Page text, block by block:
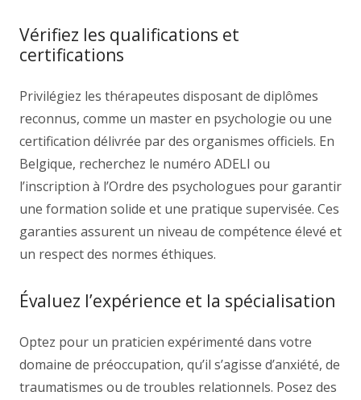
Vérifiez les qualifications et
certifications
Privilégiez les thérapeutes disposant de diplômes
reconnus, comme un master en psychologie ou une
certification délivrée par des organismes officiels. En
Belgique, recherchez le numéro ADELI ou
l’inscription à l’Ordre des psychologues pour garantir
une formation solide et une pratique supervisée. Ces
garanties assurent un niveau de compétence élevé et
un respect des normes éthiques.
Évaluez l’expérience et la spécialisation
Optez pour un praticien expérimenté dans votre
domaine de préoccupation, qu’il s’agisse d’anxiété, de
traumatismes ou de troubles relationnels. Posez des